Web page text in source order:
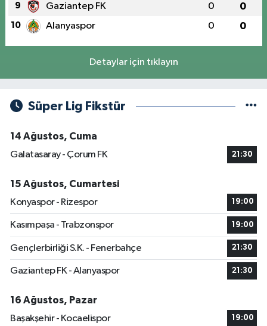
9 Gaziantep FK 0 0
10 Alanyaspor 0 0
Detaylar için tıklayın
Süper Lig Fikstür
14 Ağustos, Cuma
Galatasaray - Çorum FK
21:30
15 Ağustos, Cumartesi
Konyaspor - Rizespor
19:00
Kasımpaşa - Trabzonspor 19:00
Gençlerbirliği S.K. - Fenerbahçe 21:30
Gaziantep FK - Alanyaspor 21:30
16 Ağustos, Pazar
Başakşehir - Kocaelispor
19:00